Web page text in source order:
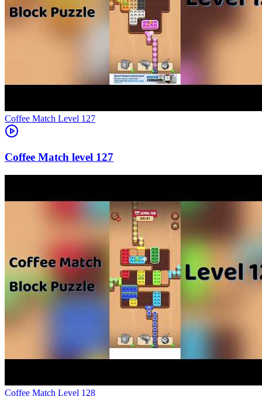
Level 127
127
Level 128